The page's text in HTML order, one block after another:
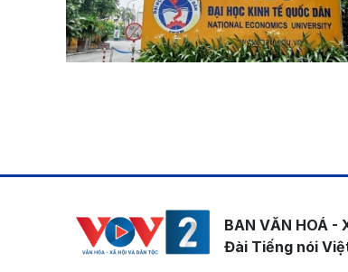
BAN VĂN HOÁ -
Đài Tiếng nói